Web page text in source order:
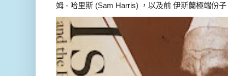
姆 - 哈里斯 (Sam Harris) ，以及前 伊斯蘭極端份